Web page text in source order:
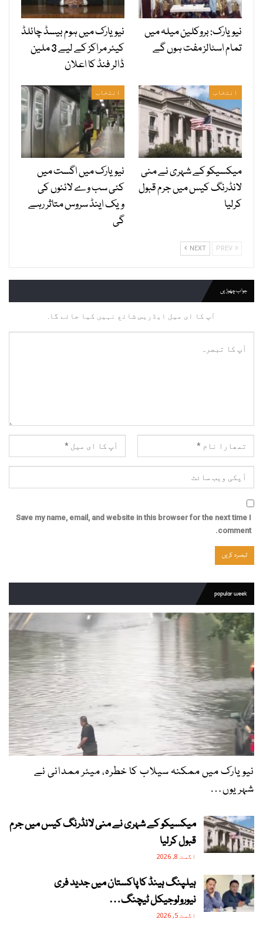
نیویارک: بروکلین میلہ میں
تمام اسٹالز مفت ہوں گے
نیویارک میں ہوم بیسڈ چائلڈ
کیئر مراکز کے لیے 3 ملین
ڈالر فنڈ کا اعلان
انتخاب
میکسیکو کے شہری نے منی
لانڈرنگ کیس میں جرم قبول
کرلیا
انتخاب
نیویارک میں اگست میں
کئی سب وے لائنوں کی
ویک اینڈ سروس متاثر رہے
گی
NEXT
جواب چھوڑیں
آپ کا ای میل ایڈریس شائع نہیں کیا جائے گا.
Save my name, email, and website in this browser for the next time I
comment.
popular week
نیویارک میں ممکنہ سیلاب کا خطرہ، میئر ممدانی نے
شہریوں…
میکسیکو کے شہری نے منی لانڈرنگ کیس میں جرم
قبول کرلیا
اگست 8, 2026
ہیلپنگ ہینڈ کا پاکستان میں جدید فری
نیورولوجیکل ٹیچنگ…
اگست 5, 2026